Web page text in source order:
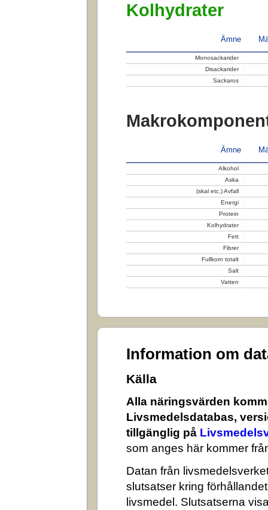
Kolhydrater
Ämne
Monosackarider
Disackarider
Sackaros
Ämne
Alkohol
Aska
(skal etc.) Avfall
Energi
Protein
Kolhydrater
Fett
Fibrer
Fullkorn totalt
Salt
Vatten
Information om
Källa
Alla näringsvärden
Livsmedelsdatabas,
tillgänglig på
som anges här kommer
Datan från
slutsatser kring
livsmedel. Slutsatserna